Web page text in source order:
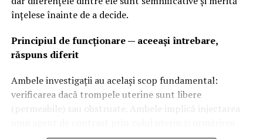
și inițiator RePatriot.
conferințe și întâlniri în marile orașe din Europa, Statele
Unite și Israel, reunind peste 19.000 de români din
diaspora. Voluntarii și partenerii RePatriot au consiliat
direct peste 5.500 de persoane interesate să
investească, să dezvolte afaceri sau să revină în
înțelese înainte de a decide.
Principiul de funcționare — aceeași întrebare,
răspuns diferit
Ambele investigații au același scop fundamental:
verificarea dacă trompele uterine sunt libere
(permeabile) sau obstruate. Ambele implică injectarea